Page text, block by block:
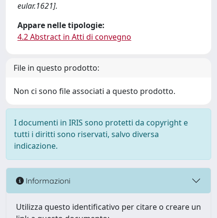
eular.1621].
Appare nelle tipologie:
4.2 Abstract in Atti di convegno
File in questo prodotto:
Non ci sono file associati a questo prodotto.
I documenti in IRIS sono protetti da copyright e
tutti i diritti sono riservati, salvo diversa
indicazione.
Informazioni
Utilizza questo identificativo per citare o creare un